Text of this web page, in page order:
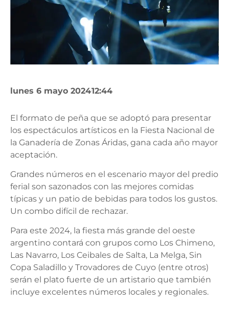
lunes 6 mayo 202412:44
El formato de peña que se adoptó para presentar
los espectáculos artísticos en la Fiesta Nacional de
la Ganadería de Zonas Áridas, gana cada año mayor
aceptación.
Grandes números en el escenario mayor del predio
ferial son sazonados con las mejores comidas
típicas y un patio de bebidas para todos los gustos.
Un combo difícil de rechazar.
Para este 2024, la fiesta más grande del oeste
argentino contará con grupos como Los Chimeno,
Las Navarro, Los Ceibales de Salta, La Melga, Sin
Copa Saladillo y Trovadores de Cuyo (entre otros)
serán el plato fuerte de un artistario que también
incluye excelentes números locales y regionales.